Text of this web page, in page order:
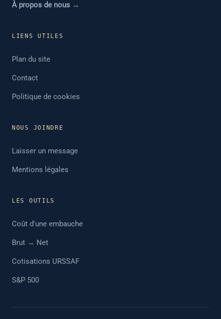
À propos de nous →
LIENS UTILES
Plan du site
Contact
Politique de cookies
NOUS JOINDRE
Laisser un message
Mentions légales
LES OUTILS
Coût d'une embauche
Brut → Net
Cotisations URSSAF
S&P 500